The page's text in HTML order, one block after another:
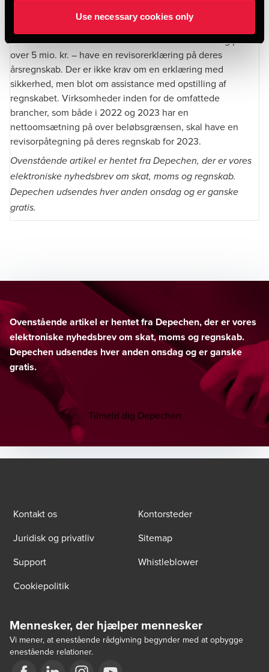
Use necessary cookies only
webhosting, databehandling mv.
Disse virksomheder skal – hvis de har en omsætning på
over 5 mio. kr. – have en revisorerklæring på deres
årsregnskab. Der er ikke krav om en erklæring med
sikkerhed, men blot om assistance med opstilling af
regnskabet. Virksomheder inden for de omfattede
brancher, som både i 2022 og 2023 har en
nettoomsætning på over beløbsgrænsen, skal have en
revisorpåtegning på deres regnskab for 2023.
Ovenstående artikel er hentet fra Depechen, der er vores
elektroniske nyhedsbrev om skat, moms og regnskab.
Depechen udsendes hver anden onsdag og er ganske
gratis.
Ovenstående artikel er hentet fra Depechen, der er vores
elektroniske nyhedsbrev om skat, moms og regnskab.
Depechen udsendes hver anden onsdag og er ganske
gratis.
Tilmeld dig Depechen
Kontakt os
Kontorsteder
Juridisk og privatliv
Sitemap
Support
Whistleblower
Cookiepolitik
Mennesker, der hjælper mennesker
Vi mener, at enestående rådgivning begynder med at opbygge
enestående relationer.